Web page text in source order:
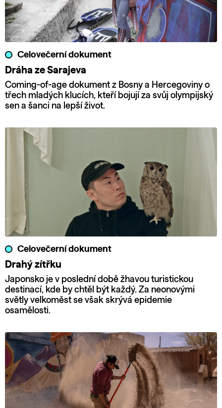
Celovečerní dokument
Dráha ze Sarajeva
Coming-of-age dokument z Bosny a Hercegoviny o
třech mladých klucích, kteří bojují za svůj olympijský
sen a šanci na lepší život.
Celovečerní dokument
Drahý zítřku
Japonsko je v poslední době žhavou turistickou
destinací, kde by chtěl být každý. Za neonovými
světly velkoměst se však skrývá epidemie
osamělosti.